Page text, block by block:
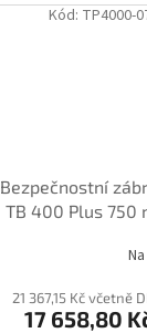
Bezpečnostní
TB 400 Plus 750
21 367,15 Kč včetně
17 658,80
Kód: TP4000-